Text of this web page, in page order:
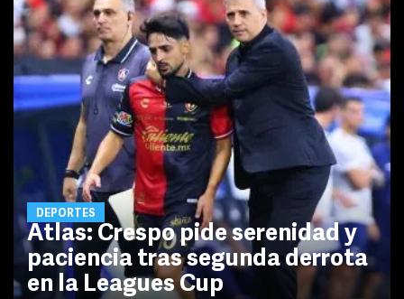
DEPORTES
Atlas: Crespo pide serenidad y
paciencia tras segunda derrota
en la Leagues Cup